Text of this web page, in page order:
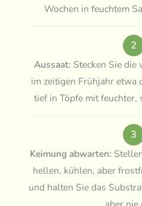
Wochen in feuchtem
2
Aussaat: Stecken Sie die
im zeitigen Frühjahr etwa
tief in Töpfe mit feuchter,
3
Keimung abwarten:
hellen, kühlen, aber
und halten Sie das